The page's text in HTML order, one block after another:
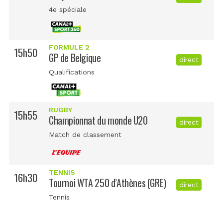
4e spéciale
15h50 FORMULE 2
GP de Belgique
Qualifications
direct
15h55 RUGBY
Championnat du monde U20
Match de classement
direct
16h30 TENNIS
Tournoi WTA 250 d’Athènes (GRE)
Tennis
direct